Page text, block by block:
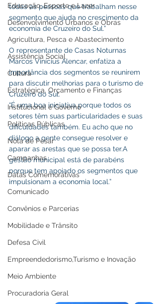
Educação, Esporte e Lazer
Desenvolvimento Urbanos e Obras
Agricultura, Pesca e Abastecimento
Assistência Social
Cultura
Estratégica, Orçamento e Finanças
Institucional e Governo
Políticas Públicas
Nota de Pesar
Campanhas
Datas Comemorativas
Comunicado
Convênios e Parcerias
Mobilidade e Trânsito
Defesa Civil
Empreendedorismo,Turismo e Inovação
Meio Ambiente
Procuradoria Geral
todas as pessoas que trabalham nesse
segmento que ajuda no crescimento da
economia de Cruzeiro do Sul.”
O representante de Casas Noturnas
Marcos Vinícius Alencar, enfatiza a
importância dos segmentos se reunirem
para discutir melhorias para o turismo de
Cruzeiro do Sul.
“É uma boa iniciativa porque todos os
setores têm suas particularidades e suas
dificuldades também. Eu acho que no
diálogo a gente consegue resolver e
aparar as arestas que se possa ter.A
gestão municipal está de parabéns
porque tem apoiado os segmentos que
impulsionam a economia local.”